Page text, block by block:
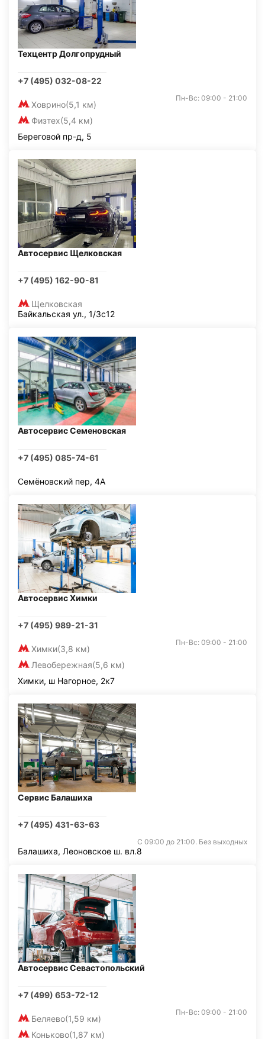
Техцентр Долгопрудный
+7 (495) 032-08-22
Ховрино(5,1 км)
Физтех(5,4 км)
Пн-Вс: 09:00 - 21:00
Береговой пр-д, 5
Автосервис Щелковская
+7 (495) 162-90-81
Щелковская
Байкальская ул., 1/3с12
Автосервис Семеновская
+7 (495) 085-74-61
Семёновский пер, 4А
Автосервис Химки
+7 (495) 989-21-31
Химки(3,8 км)
Левобережная(5,6 км)
Пн-Вс: 09:00 - 21:00
Химки, ш Нагорное, 2к7
Сервис Балашиха
+7 (495) 431-63-63
С 09:00 до 21:00. Без выходных
Балашиха, Леоновское ш. вл.8
Автосервис Севастопольский
+7 (499) 653-72-12
Беляево(1,59 км)
Коньково(1,87 км)
Пн-Вс: 09:00 - 21:00